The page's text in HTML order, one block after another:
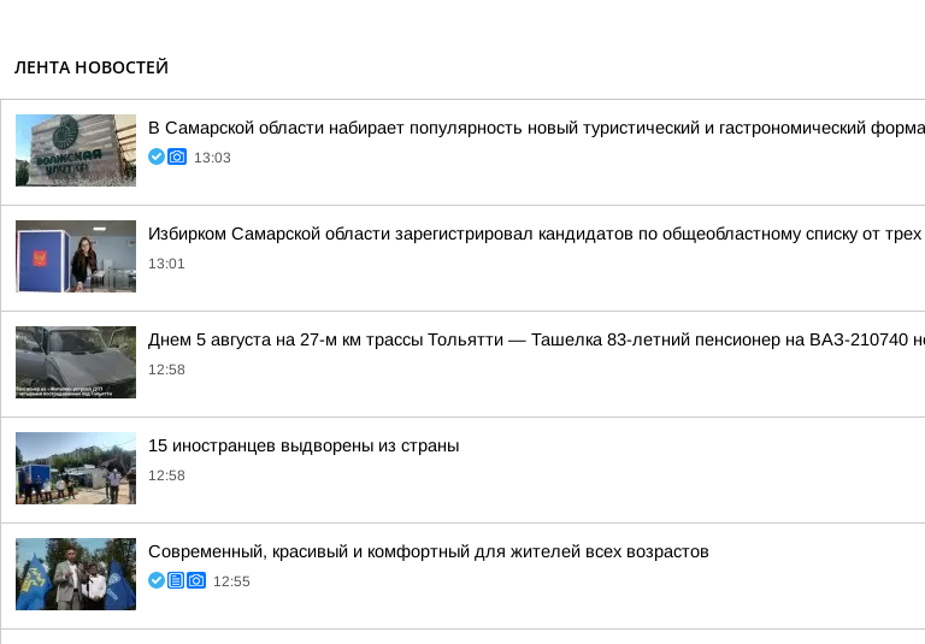
ЛЕНТА НОВОСТЕЙ
В Самарской области набирает популярность новый туристический и гастрономический
13:03
Избирком Самарской области зарегистрировал кандидатов по общеобластному списку от
13:01
Днем 5 августа на 27-м км трассы Тольятти — Ташелка 83-летний пенсионер на ВАЗ-210740
12:58
15 иностранцев выдворены из страны
12:58
Современный, красивый и комфортный для жителей всех возрастов
12:55